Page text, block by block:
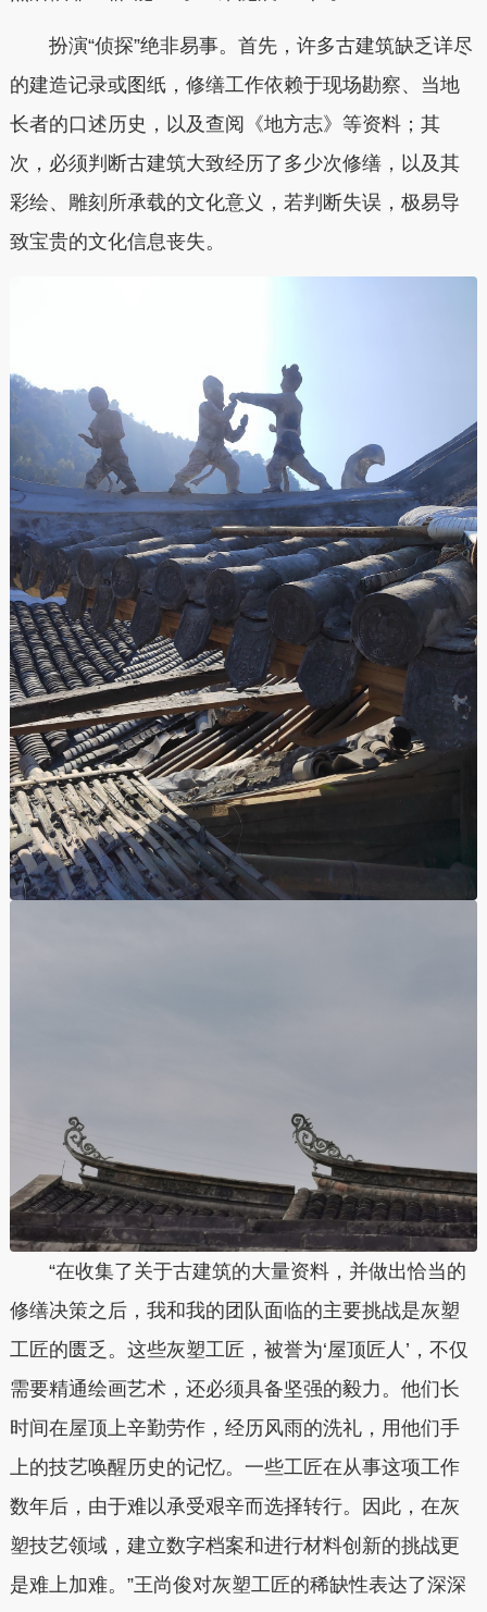
扮演“侦探”绝非易事。首先，许多古建筑缺乏详尽
的建造记录或图纸，修缮工作依赖于现场勘察、当地
长者的口述历史，以及查阅《地方志》等资料；其
次，必须判断古建筑大致经历了多少次修缮，以及其
彩绘、雕刻所承载的文化意义，若判断失误，极易导
致宝贵的文化信息丧失。
“在收集了关于古建筑的大量资料，并做出恰当的
修缮决策之后，我和我的团队面临的主要挑战是灰塑
工匠的匮乏。这些灰塑工匠，被誉为‘屋顶匠人’，不仅
需要精通绘画艺术，还必须具备坚强的毅力。他们长
时间在屋顶上辛勤劳作，经历风雨的洗礼，用他们手
上的技艺唤醒历史的记忆。一些工匠在从事这项工作
数年后，由于难以承受艰辛而选择转行。因此，在灰
塑技艺领域，建立数字档案和进行材料创新的挑战更
是难上加难。”王尚俊对灰塑工匠的稀缺性表达了深深